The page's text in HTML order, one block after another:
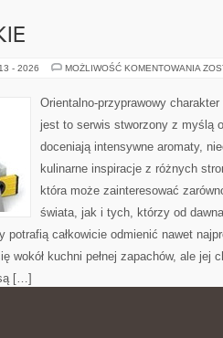
- 2026 MOŻLIWOŚĆ KOMENTOWANIA
Orientalno-przyprawowy
jest to serwis stworzony z myślą
doceniają intensywne aromaty,
kulinarne inspiracje z różnych
która może zainteresować
świata, jak i tych, którzy od
potrafią całkowicie odmienić nawet
wokół kuchni pełnej zapachów, ale jej
[…]